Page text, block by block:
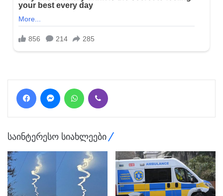
FacebookMessengerWhatsApp
საინტერესო სიახლეები